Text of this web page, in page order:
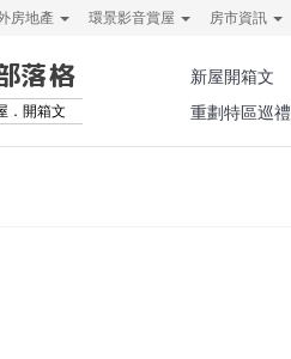
房地產 環景影音賞屋 房市資訊
落格
．開箱文
新屋開箱文
重劃特區巡禮